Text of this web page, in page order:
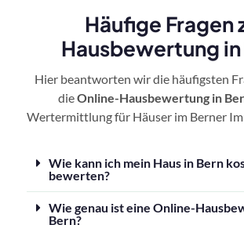
Häufige Fragen
Hausbewertung
Hier beantworten wir die häufigsten
dieOnline-Hausbewertung in
Wertermittlung für Häuser im Berner
Wie kann ich mein Haus in Bern
bewerten?
Wie genau ist eine Online-
Bern?